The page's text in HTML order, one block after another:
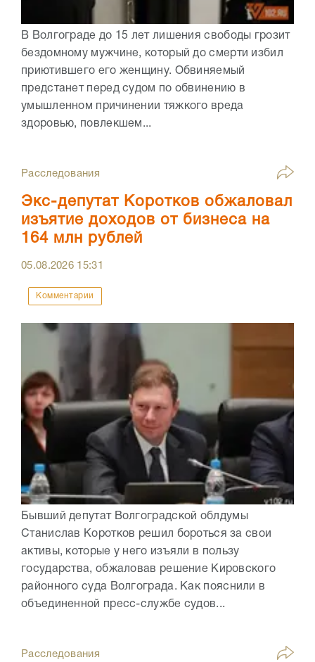
В Волгограде до 15 лет лишения свободы грозит
бездомному мужчине, который до смерти избил
приютившего его женщину. Обвиняемый
предстанет перед судом по обвинению в
умышленном причинении тяжкого вреда
здоровью, повлекшем...
Расследования
Экс-депутат Коротков обжаловал
изъятие доходов от бизнеса на
164 млн рублей
05.08.2026 15:31
Комментарии
Бывший депутат Волгоградской облдумы
Станислав Коротков решил бороться за свои
активы, которые у него изъяли в пользу
государства, обжаловав решение Кировского
районного суда Волгограда. Как пояснили в
объединенной пресс-службе судов...
Расследования